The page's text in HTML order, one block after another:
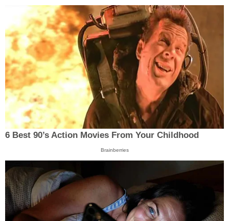
6 Best 90’s Action Movies From Your Childhood
Brainberries